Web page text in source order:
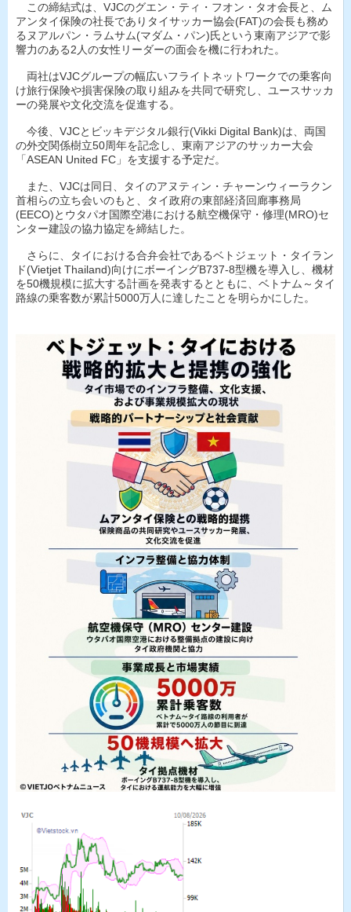
この締結式は、VJCのグエン・ティ・フオン・タオ会長と、ム
アンタイ保険の社長でありタイサッカー協会(FAT)の会長も務め
るヌアルパン・ラムサム(マダム・パン)氏という東南アジアで影
響力のある2人の女性リーダーの面会を機に行われた。
両社はVJCグループの幅広いフライトネットワークでの乗客向
け旅行保険や損害保険の取り組みを共同で研究し、ユースサッカ
ーの発展や文化交流を促進する。
今後、VJCとビッキデジタル銀行(Vikki Digital Bank)は、両国
の外交関係樹立50周年を記念し、東南アジアのサッカー大会
「ASEAN United FC」を支援する予定だ。
また、VJCは同日、タイのアヌティン・チャーンウィーラクン
首相らの立ち会いのもと、タイ政府の東部経済回廊事務局
(EECO)とウタパオ国際空港における航空機保守・修理(MRO)セ
ンター建設の協力協定を締結した。
さらに、タイにおける合弁会社であるベトジェット・タイラン
ド(Vietjet Thailand)向けにボーイングB737-8型機を導入し、機材
を50機規模に拡大する計画を発表するとともに、ベトナム～タイ
路線の乗客数が累計5000万人に達したことを明らかにした。